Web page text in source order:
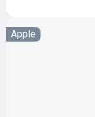
Apple